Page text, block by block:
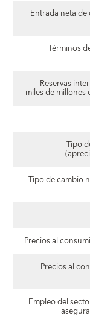
Entrada neta
Términos
Reservas
miles de millones
Tipo
Tipo de cambio
Precios al
Precios al
Empleo del